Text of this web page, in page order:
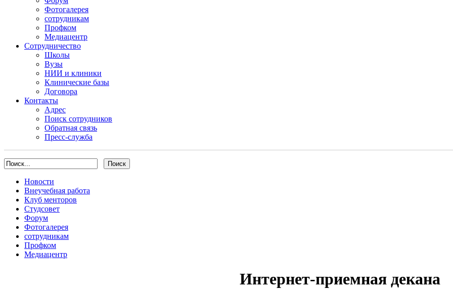
Фотогалерея
сотрудникам
Профком
Медиацентр
Сотрудничество
Школы
Вузы
НИИ и клиники
Клинические базы
Договора
Контакты
Адрес
Поиск сотрудников
Обратная связь
Пресс-служба
Новости
Внеучебная работа
Клуб менторов
Студсовет
Форум
Фотогалерея
сотрудникам
Профком
Медиацентр
Интернет-приемная декана